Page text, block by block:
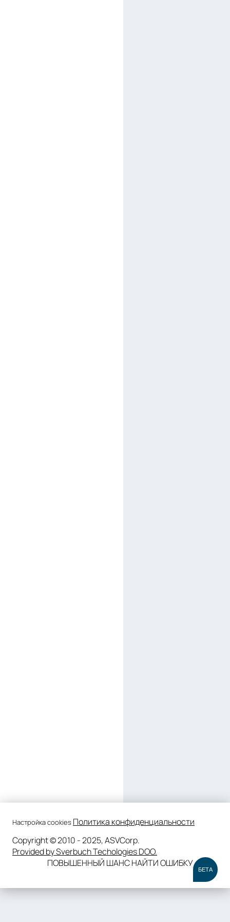
Настройка cookies Политика конфиденциальности
Copyright © 2010 - 2025, ASVCorp.
Provided by Sverbuch Techologies DOO.
ПОВЫШЕННЫЙ ШАНС НАЙТИ ОШИБКУ
БЕТА